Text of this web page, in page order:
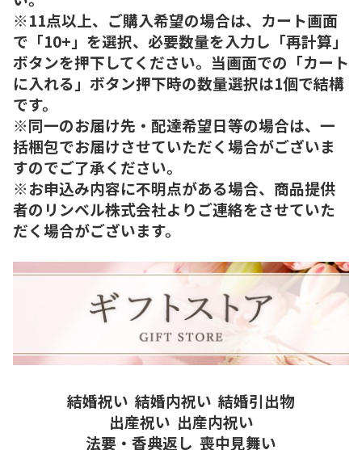
※11点以上、ご購入希望の場合は、カート画面
で「10+」を選択、必要数量を入力し「再計算」
ボタンを押下してください。当画面での「カート
に入れる」ボタン押下時の数量選択は1個で結構
です。
※同一のお届け先・配達希望日等の場合は、一
括梱包でお届けさせていただく場合がございま
すのでご了承ください。
※お申込み内容に不明点がある場合、商品提供
者のリンベル株式会社よりご連絡をさせていた
だく場合がございます。
結婚祝い 結婚内祝い 結婚引出物
出産祝い 出産内祝い
法要・香典返し 喪中見舞い